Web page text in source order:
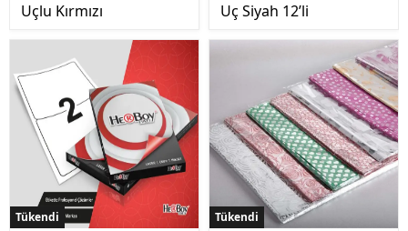
Uçlu Kırmızı
Uç Siyah 12’li
Tükendi
Tükendi Tükendi